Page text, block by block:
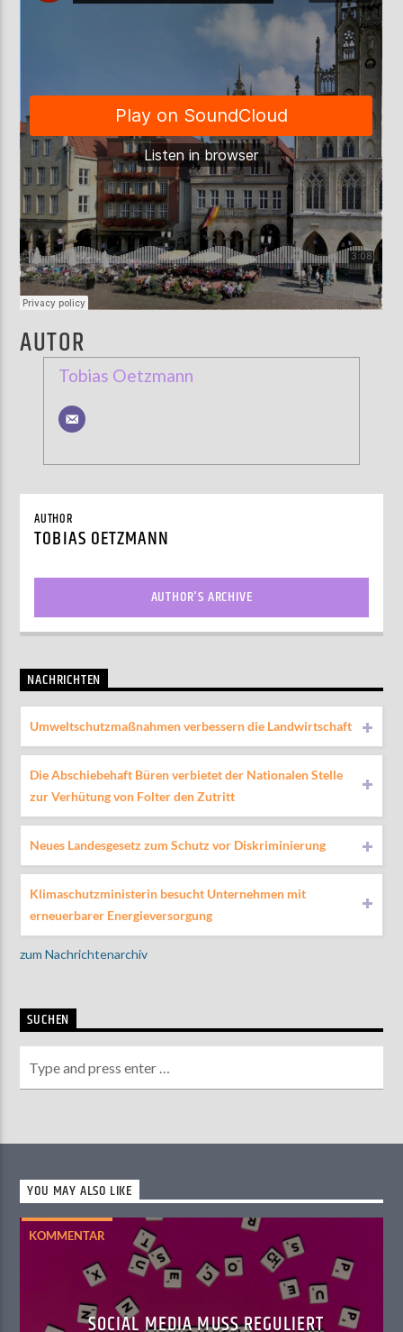
AUTOR
Tobias Oetzmann
AUTHOR
TOBIAS OETZMANN
AUTHOR'S ARCHIVE
NACHRICHTEN
Umweltschutzmaßnahmen verbessern die Landwirtschaft
Die Abschiebehaft Büren verbietet der Nationalen Stelle
zur Verhütung von Folter den Zutritt
Neues Landesgesetz zum Schutz vor Diskriminierung
Klimaschutzministerin besucht Unternehmen mit
erneuerbarer Energieversorgung
zum Nachrichtenarchiv
SUCHEN
YOU MAY ALSO LIKE
KOMMENTAR
SOCIAL MEDIA MUSS REGULIERT